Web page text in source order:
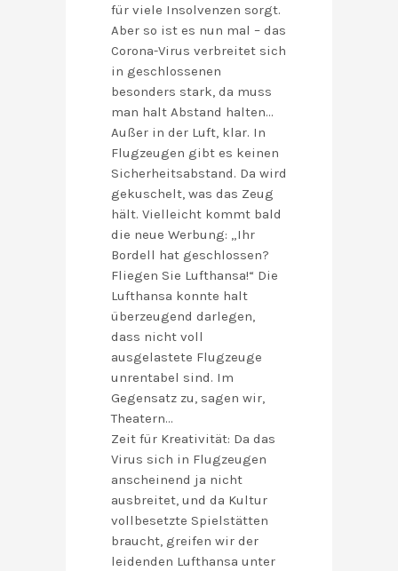
für viele Insolvenzen sorgt.
Aber so ist es nun mal – das
Corona-Virus verbreitet sich
in geschlossenen
besonders stark, da muss
man halt Abstand halten…
Außer in der Luft, klar. In
Flugzeugen gibt es keinen
Sicherheitsabstand. Da wird
gekuschelt, was das Zeug
hält. Vielleicht kommt bald
die neue Werbung: „Ihr
Bordell hat geschlossen?
Fliegen Sie Lufthansa!“ Die
Lufthansa konnte halt
überzeugend darlegen,
dass nicht voll
ausgelastete Flugzeuge
unrentabel sind. Im
Gegensatz zu, sagen wir,
Theatern…
Zeit für Kreativität: Da das
Virus sich in Flugzeugen
anscheinend ja nicht
ausbreitet, und da Kultur
vollbesetzte Spielstätten
braucht, greifen wir der
leidenden Lufthansa unter